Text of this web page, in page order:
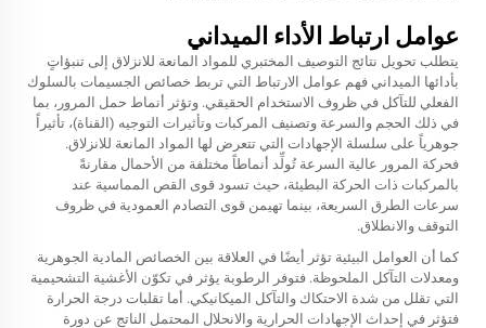
عوامل ارتباط الأداء الميداني
يتطلب تحويل نتائج التوصيف المختبري للمواد المانعة للانزلاق إلى تنبؤاتٍ
بأدائها الميداني فهم عوامل الارتباط التي تربط خصائص الجسيمات بالسلوك
الفعلي للتآكل في ظروف الاستخدام الحقيقي. وتؤثر أنماط حمل المرور، بما
في ذلك الحجم والسرعة وتصنيف المركبات وتأثيرات التوجيه (القناة)، تأثيراً
جوهرياً على سلسلة الإجهادات التي تتعرض لها المواد المانعة للانزلاق.
فحركة المرور عالية السرعة تُولِّد أنماطاً مختلفة من الأحمال مقارنةً
بالمركبات ذات الحركة البطيئة، حيث تسود قوى القص المماسية عند
سرعات الطرق السريعة، بينما تهيمن قوى التصادم العمودية في ظروف
التوقف والانطلاق.
كما أن العوامل البيئية تؤثر أيضًا في العلاقة بين الخصائص المادية الجوهرية
ومعدلات التآكل الملحوظة. فتوفر الرطوبة يؤثر في تكوّن الأغشية التشحيمية
التي تقلل من شدة الاحتكاك والتآكل الميكانيكي. أما تقلبات درجة الحرارة
فتؤثر في إحداث الإجهادات الحرارية والانحلال المحتمل الناتج عن دورة